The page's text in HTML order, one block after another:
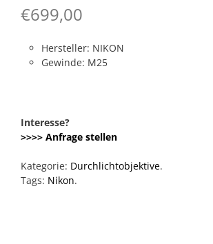
€699,00
Hersteller: NIKON
Gewinde: M25
Interesse?
>>>> Anfrage stellen
Kategorie: Durchlichtobjektive.
Tags: Nikon.